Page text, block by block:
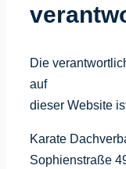
Die
auf
dieser Website
Karate
Sophienstraße